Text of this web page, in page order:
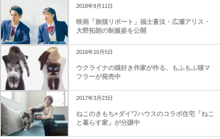
2018年9月11日
映画「旅猫リポート」福士蒼汰・広瀬アリス・
大野拓朗の制服姿を公開
2016年10月5日
ウクライナの猫好き作家が作る、もふもふ猫マ
フラーが発売中
2017年3月23日
ねこのきもち×ダイワハウスのコラボ住宅「ねこ
と暮らす家」が分譲中